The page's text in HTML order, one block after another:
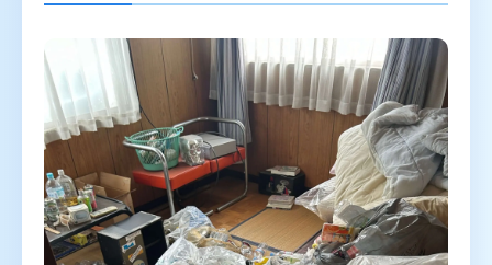
対応エリア
東京都 千葉県
埼玉県 神奈川県
茨城県